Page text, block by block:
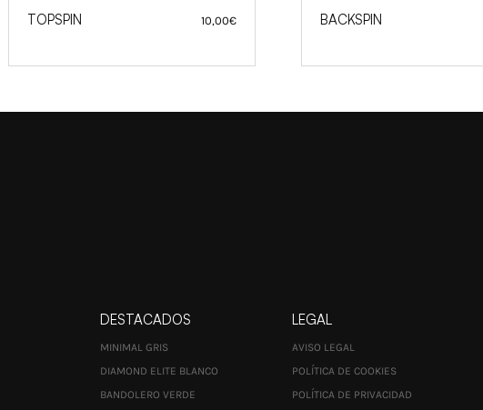
TOPSPIN 10,00€ BACKSPIN
DESTACADOS
MINIMAL GRIS
DIAMOND ELITE BLANCO
BANDOLERO VERDE
LEGAL
AVISO LEGAL
POLÍTICA DE COOKIES
POLÍTICA DE PRIVACIDAD